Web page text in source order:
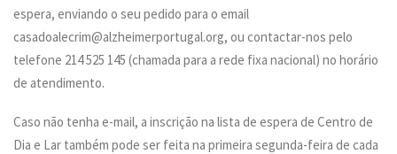
espera, enviando o seu pedido para o email
casadoalecrim@alzheimerportugal.org, ou contactar-nos pelo
telefone 214 525 145 (chamada para a rede fixa nacional) no horário
de atendimento.
Caso não tenha e-mail, a inscrição na lista de espera de Centro de
Dia e Lar também pode ser feita na primeira segunda-feira de cada